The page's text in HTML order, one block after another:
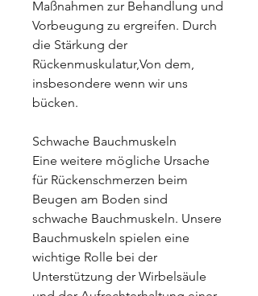
Maßnahmen zur Behandlung und
Vorbeugung zu ergreifen. Durch
die Stärkung der
Rückenmuskulatur,Von dem,
insbesondere wenn wir uns
bücken.
Schwache Bauchmuskeln
Eine weitere mögliche Ursache
für Rückenschmerzen beim
Beugen am Boden sind
schwache Bauchmuskeln. Unsere
Bauchmuskeln spielen eine
wichtige Rolle bei der
Unterstützung der Wirbelsäule